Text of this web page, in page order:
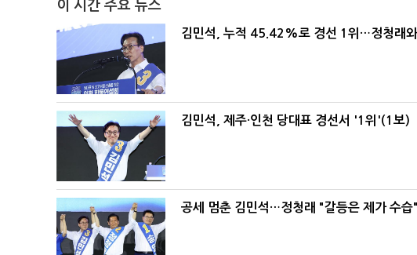
이 시간 주요 뉴스
김민석, 누적 45.42%로 경선 1위…정청래
김민석, 제주·인천 당대표 경선서 '1위'(1보)
공세 멈춘 김민석…정청래 "갈등은 제가 수습"